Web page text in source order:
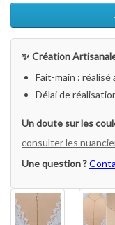
✨ Création
Fait-main : réalisé
Délai de
Un doute sur les
consulter les
Une question ?